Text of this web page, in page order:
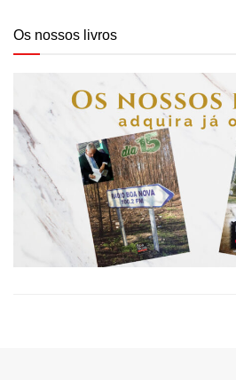
Os nossos livros